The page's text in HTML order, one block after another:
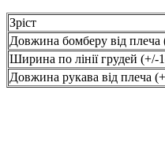
Зріст
Довжина бомберу від плеча
Ширина по лінії грудей (+/-
Довжина рукава від плеча